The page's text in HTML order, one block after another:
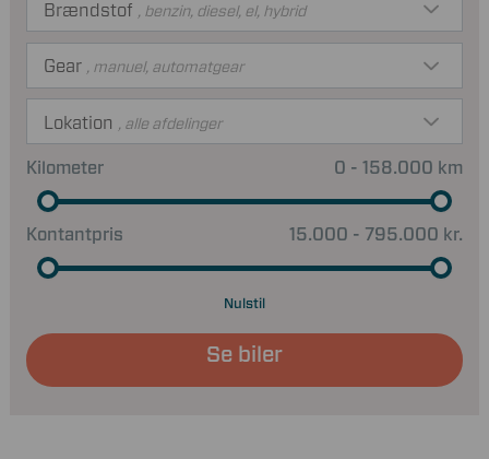
Kontantpris 15.000 - 795.000 kr.
Kilometer 0 - 158.000 km
Brændstof , benzin, diesel, el, hybrid
Gear , manuel, automatgear
Lokation , alle afdelinger
Nulstil
Se biler